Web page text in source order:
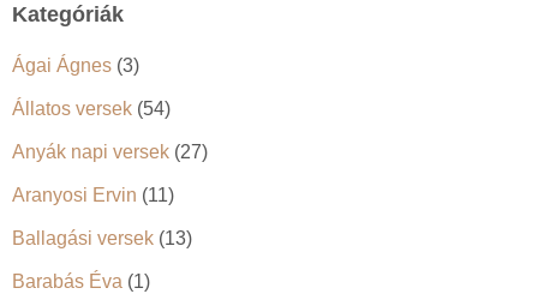
Kategóriák
Ágai Ágnes (3)
Állatos versek (54)
Anyák napi versek (27)
Aranyosi Ervin (11)
Ballagási versek (13)
Barabás Éva (1)